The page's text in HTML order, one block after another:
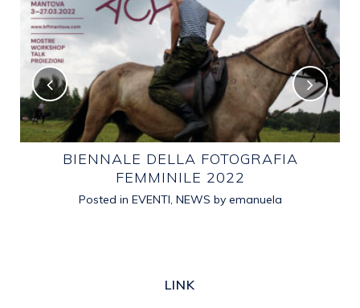
BIENNALE DELLA FOTOGRAFIA
FEMMINILE 2022
Posted in EVENTI, NEWS by emanuela
LINK